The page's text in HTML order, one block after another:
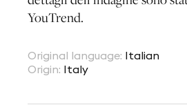
YouTrend.
Original language: Italian
Origin: Italy